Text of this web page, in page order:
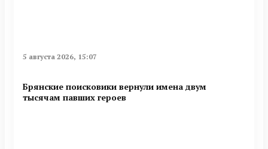
5 августа 2026, 15:07
Брянские поисковики вернули имена двум
тысячам павших героев